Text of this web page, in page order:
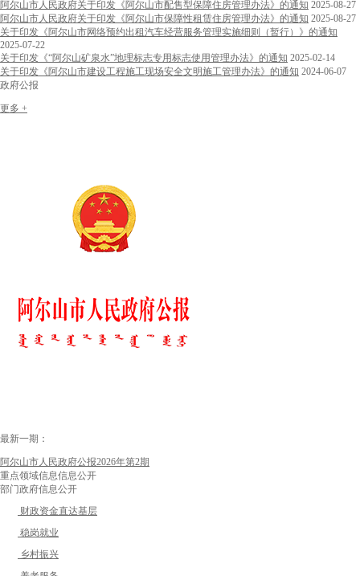
阿尔山市人民政府关于印发《阿尔山市配售型保障住房管理办法》的通知 2025-08-27
阿尔山市人民政府关于印发《阿尔山市保障性租赁住房管理办法》的通知 2025-08-27
关于印发《阿尔山市网络预约出租汽车经营服务管理实施细则（暂行）》的通知
2025-07-22
关于印发《“阿尔山矿泉水”地理标志专用标志使用管理办法》的通知 2025-02-14
关于印发《阿尔山市建设工程施工现场安全文明施工管理办法》的通知 2024-06-07
政府公报
更多 +
最新一期：
阿尔山市人民政府公报2026年第2期
重点领域信息信息公开
部门政府信息公开
财政资金直达基层
稳岗就业
乡村振兴